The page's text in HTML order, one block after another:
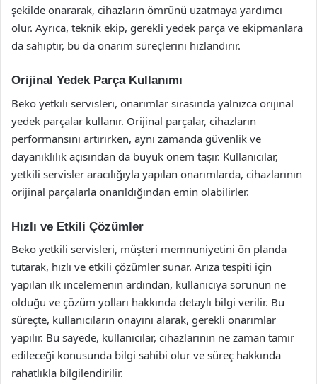
şekilde onararak, cihazların ömrünü uzatmaya yardımcı
olur. Ayrıca, teknik ekip, gerekli yedek parça ve ekipmanlara
da sahiptir, bu da onarım süreçlerini hızlandırır.
Orijinal Yedek Parça Kullanımı
Beko yetkili servisleri, onarımlar sırasında yalnızca orijinal
yedek parçalar kullanır. Orijinal parçalar, cihazların
performansını artırırken, aynı zamanda güvenlik ve
dayanıklılık açısından da büyük önem taşır. Kullanıcılar,
yetkili servisler aracılığıyla yapılan onarımlarda, cihazlarının
orijinal parçalarla onarıldığından emin olabilirler.
Hızlı ve Etkili Çözümler
Beko yetkili servisleri, müşteri memnuniyetini ön planda
tutarak, hızlı ve etkili çözümler sunar. Arıza tespiti için
yapılan ilk incelemenin ardından, kullanıcıya sorunun ne
olduğu ve çözüm yolları hakkında detaylı bilgi verilir. Bu
süreçte, kullanıcıların onayını alarak, gerekli onarımlar
yapılır. Bu sayede, kullanıcılar, cihazlarının ne zaman tamir
edileceği konusunda bilgi sahibi olur ve süreç hakkında
rahatlıkla bilgilendirilir.